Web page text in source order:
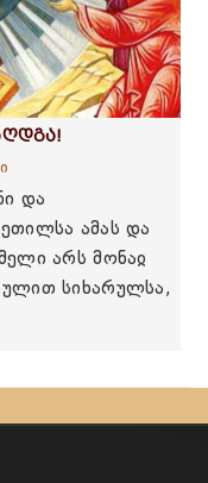
და
ამას და
არს მონაჲ
სიხარულსა,